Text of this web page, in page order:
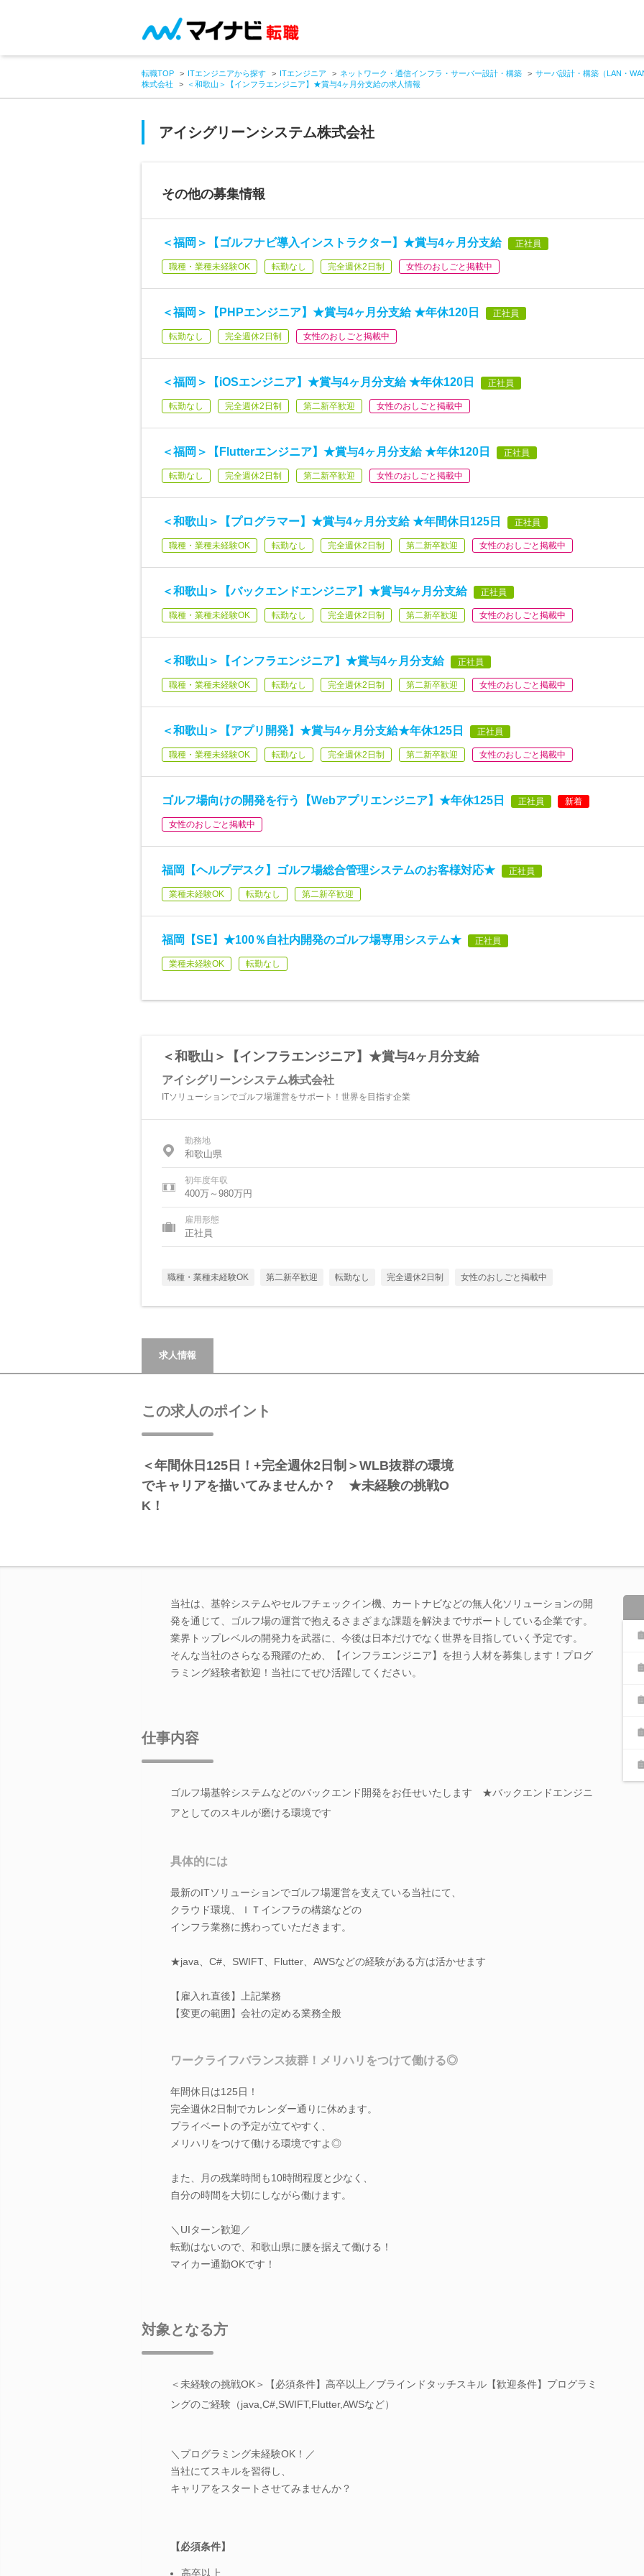
転職TOP ITエンジニアから探す ITエンジニア ネットワーク・通信インフラ・サーバー設計・構築 サーバ設計・構築（LAN・
株式会社
＜和歌山＞【インフラエンジニア】★賞与4ヶ月分支給の求人情報
アイシグリーンシステム株式会社
その他の募集情報
＜福岡＞【ゴルフナビ導入インストラクター】★賞与4ヶ月分支給 正社員
職種・業種未経験OK 転勤なし 完全週休2日制 女性のおしごと掲載中
＜福岡＞【PHPエンジニア】★賞与4ヶ月分支給 ★年休120日 正社員
転勤なし 完全週休2日制 女性のおしごと掲載中
＜福岡＞【iOSエンジニア】★賞与4ヶ月分支給 ★年休120日 正社員
転勤なし 完全週休2日制 第二新卒歓迎 女性のおしごと掲載中
＜福岡＞【Flutterエンジニア】★賞与4ヶ月分支給 ★年休120日 正社員
転勤なし 完全週休2日制 第二新卒歓迎 女性のおしごと掲載中
＜和歌山＞【プログラマー】★賞与4ヶ月分支給 ★年間休日125日 正社員
職種・業種未経験OK 転勤なし 完全週休2日制 第二新卒歓迎 女性のおしごと掲載中
＜和歌山＞【バックエンドエンジニア】★賞与4ヶ月分支給 正社員
職種・業種未経験OK 転勤なし 完全週休2日制 第二新卒歓迎 女性のおしごと掲載中
＜和歌山＞【インフラエンジニア】★賞与4ヶ月分支給 正社員
職種・業種未経験OK 転勤なし 完全週休2日制 第二新卒歓迎 女性のおしごと掲載中
＜和歌山＞【アプリ開発】★賞与4ヶ月分支給★年休125日 正社員
職種・業種未経験OK 転勤なし 完全週休2日制 第二新卒歓迎 女性のおしごと掲載中
ゴルフ場向けの開発を行う【Webアプリエンジニア】★年休125日 正社員 新着
女性のおしごと掲載中
福岡【ヘルプデスク】ゴルフ場総合管理システムのお客様対応★ 正社員
業種未経験OK 転勤なし 第二新卒歓迎
福岡【SE】★100％自社内開発のゴルフ場専用システム★ 正社員
業種未経験OK 転勤なし
＜和歌山＞【インフラエンジニア】★賞与4ヶ月分支給
アイシグリーンシステム株式会社
ITソリューションでゴルフ場運営をサポート！世界を目指す企業
勤務地
和歌山県
初年度年収
400万～980万円
雇用形態
正社員
職種・業種未経験OK 第二新卒歓迎 転勤なし 完全週休2日制 女性のおしごと掲載中
求人情報
この求人のポイント
＜年間休日125日！+完全週休2日制＞WLB抜群の環境
でキャリアを描いてみませんか？ ★未経験の挑戦O
K！
当社は、基幹システムやセルフチェックイン機、カートナビなどの無人化ソリューションの開
発を通じて、ゴルフ場の運営で抱えるさまざまな課題を解決までサポートしている企業です。
業界トップレベルの開発力を武器に、今後は日本だけでなく世界を目指していく予定です。
そんな当社のさらなる飛躍のため、【インフラエンジニア】を担う人材を募集します！プログ
ラミング経験者歓迎！当社にてぜひ活躍してください。
仕事内容
ゴルフ場基幹システムなどのバックエンド開発をお任せいたします ★バックエンドエンジニ
アとしてのスキルが磨ける環境です
具体的には
最新のITソリューションでゴルフ場運営を支えている当社にて、
クラウド環境、ＩＴインフラの構築などの
インフラ業務に携わっていただきます。
★java、C#、SWIFT、Flutter、AWSなどの経験がある方は活かせます
【雇入れ直後】上記業務
【変更の範囲】会社の定める業務全般
ワークライフバランス抜群！メリハリをつけて働ける◎
年間休日は125日！
完全週休2日制でカレンダー通りに休めます。
プライベートの予定が立てやすく、
メリハリをつけて働ける環境ですよ◎
また、月の残業時間も10時間程度と少なく、
自分の時間を大切にしながら働けます。
＼UIターン歓迎／
転勤はないので、和歌山県に腰を据えて働ける！
マイカー通勤OKです！
対象となる方
＜未経験の挑戦OK＞【必須条件】高卒以上／ブラインドタッチスキル【歓迎条件】プログラミ
ングのご経験（java,C#,SWIFT,Flutter,AWSなど）
＼プログラミング未経験OK！／
当社にてスキルを習得し、
キャリアをスタートさせてみませんか？
【必須条件】
高卒以上